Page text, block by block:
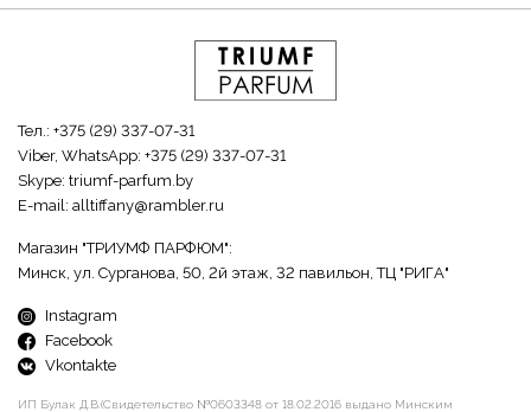
Тел.: +375 (29) 337-07-31
Viber, WhatsApp: +375 (29) 337-07-31
Skype: triumf-parfum.by
E-mail: alltiffany@rambler.ru
Магазин "ТРИУМФ ПАРФЮМ":
Минск, ул. Сурганова, 50, 2й этаж, 32 павильон, ТЦ "РИГА"
Instagram
Facebook
Vkontakte
ИП Булак Д.В.(Свидетельство №0603348 от 18.02.2016 выдано Минским